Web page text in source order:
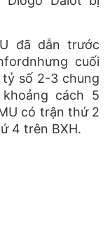
đã dẫn trước
cuối
số 2-3 chung
cách 5
có trận thứ 2
4 trên BXH.